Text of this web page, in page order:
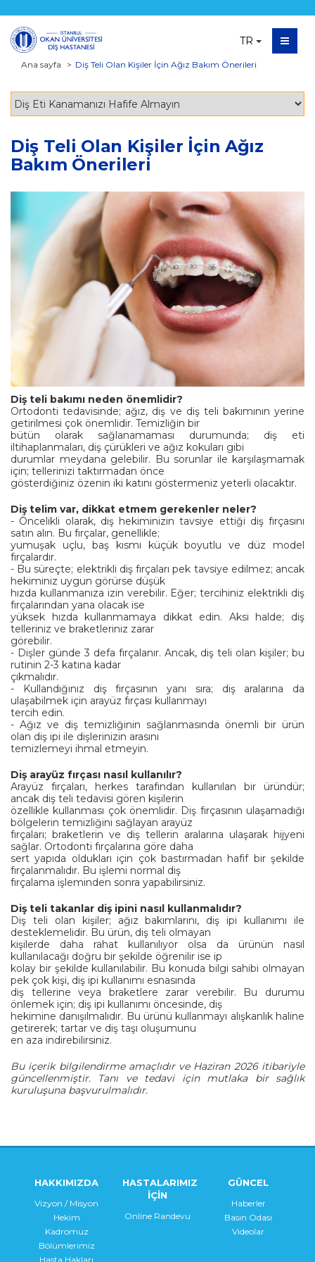
TR
Ana sayfa Diş Teli Olan Kişiler İçin Ağız Bakım Önerileri
Diş Teli Olan Kişiler İçin Ağız
Bakım Önerileri
Diş teli bakımı neden önemlidir?
Ortodonti tedavisinde; ağız, diş ve diş teli bakımının yerine
getirilmesi çok önemlidir. Temizliğin bir
bütün olarak sağlanamaması durumunda; diş eti
iltihaplanmaları, diş çürükleri ve ağız kokuları gibi
durumlar meydana gelebilir. Bu sorunlar ile karşılaşmamak
için; tellerinizi taktırmadan önce
gösterdiğiniz özenin iki katını göstermeniz yeterli olacaktır.
Diş telim var, dikkat etmem gerekenler neler?
- Öncelikli olarak, diş hekiminizin tavsiye ettiği diş fırçasını
satın alın. Bu fırçalar, genellikle;
yumuşak uçlu, baş kısmı küçük boyutlu ve düz model
fırçalardır.
- Bu süreçte; elektrikli diş fırçaları pek tavsiye edilmez; ancak
hekiminiz uygun görürse düşük
hızda kullanmanıza izin verebilir. Eğer; tercihiniz elektrikli diş
fırçalarından yana olacak ise
yüksek hızda kullanmamaya dikkat edin. Aksi halde; diş
telleriniz ve braketleriniz zarar
görebilir.
- Dişler günde 3 defa fırçalanır. Ancak, diş teli olan kişiler; bu
rutinin 2-3 katına kadar
çıkmalıdır.
- Kullandığınız diş fırçasının yanı sıra; diş aralarına da
ulaşabilmek için arayüz fırçası kullanmayı
tercih edin.
- Ağız ve diş temizliğinin sağlanmasında önemli bir ürün
olan diş ipi ile dişlerinizin arasını
temizlemeyi ihmal etmeyin.
Diş arayüz fırçası nasıl kullanılır?
Arayüz fırçaları, herkes tarafından kullanılan bir üründür;
ancak diş teli tedavisi gören kişilerin
özellikle kullanması çok önemlidir. Diş fırçasının ulaşamadığı
bölgelerin temizliğini sağlayan arayüz
fırçaları; braketlerin ve diş tellerin aralarına ulaşarak hijyeni
sağlar. Ortodonti fırçalarına göre daha
sert yapıda oldukları için çok bastırmadan hafif bir şekilde
fırçalanmalıdır. Bu işlemi normal diş
fırçalama işleminden sonra yapabilirsiniz.
Diş teli takanlar diş ipini nasıl kullanmalıdır?
Diş teli olan kişiler; ağız bakımlarını, diş ipi kullanımı ile
desteklemelidir. Bu ürün, diş teli olmayan
kişilerde daha rahat kullanılıyor olsa da ürünün nasıl
kullanılacağı doğru bir şekilde öğrenilir ise ip
kolay bir şekilde kullanılabilir. Bu konuda bilgi sahibi olmayan
pek çok kişi, diş ipi kullanımı esnasında
diş tellerine veya braketlere zarar verebilir. Bu durumu
önlemek için; diş ipi kullanımı öncesinde, diş
hekimine danışılmalıdır. Bu ürünü kullanmayı alışkanlık haline
getirerek; tartar ve diş taşı oluşumunu
en aza indirebilirsiniz.
Bu içerik bilgilendirme amaçlıdır ve Haziran 2026 itibariyle
güncellenmiştir. Tanı ve tedavi için mutlaka bir sağlık
kuruluşuna başvurulmalıdır.
HAKKIMIZDA
Vizyon / Misyon
Hekim
Kadromuz
Bölümlerimiz
Hasta Hakları
HASTALARIMIZ
İÇİN
Online Randevu
GÜNCEL
Haberler
Basın Odası
Videolar